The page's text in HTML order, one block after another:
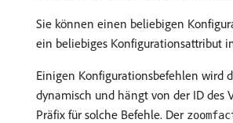
Sie können einen beliebigen
ein beliebiges Konfigurationsattribut
Einigen Konfigurationsbefehlen wird
dynamisch und hängt von der ID des
Präfix für solche Befehle. Der